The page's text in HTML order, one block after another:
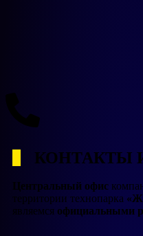
КОНТАКТЫ
Центральный офис
территории технопарка
являемся официальными